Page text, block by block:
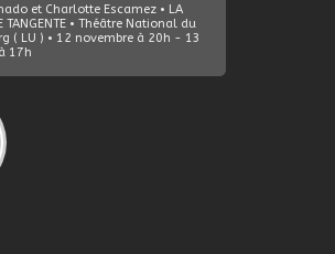
et Charlotte Escamez • LA
TANGENTE • Théâtre National du
( LU ) • 12 novembre à 20h - 13
17h